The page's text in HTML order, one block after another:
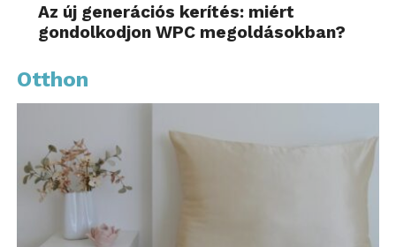
Az új generációs kerítés: miért
gondolkodjon WPC megoldásokban?
Otthon